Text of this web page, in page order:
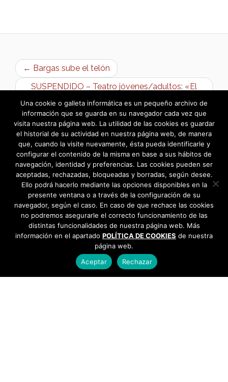
← Bargas sube el telón
SUSPENDIDO – Teatro jóvenes/adultos: «El
desguace de las musas» →
Una cookie o galleta informática es un pequeño archivo de
información que se guarda en su navegador cada vez que
visita nuestra página web. La utilidad de las cookies es guardar
el historial de su actividad en nuestra página web, de manera
que, cuando la visite nuevamente, ésta pueda identificarle y
configurar el contenido de la misma en base a sus hábitos de
navegación, identidad y preferencias. Las cookies pueden ser
aceptadas, rechazadas, bloqueadas y borradas, según desee.
Ello podrá hacerlo mediante las opciones disponibles en la
presente ventana o a través de la configuración de su
navegador, según el caso. En caso de que rechace las cookies
no podremos asegurarle el correcto funcionamiento de las
distintas funcionalidades de nuestra página web. Más
información en el apartado POLÍTICA DE COOKIES de nuestra
página web.
Aceptar
Rechazar